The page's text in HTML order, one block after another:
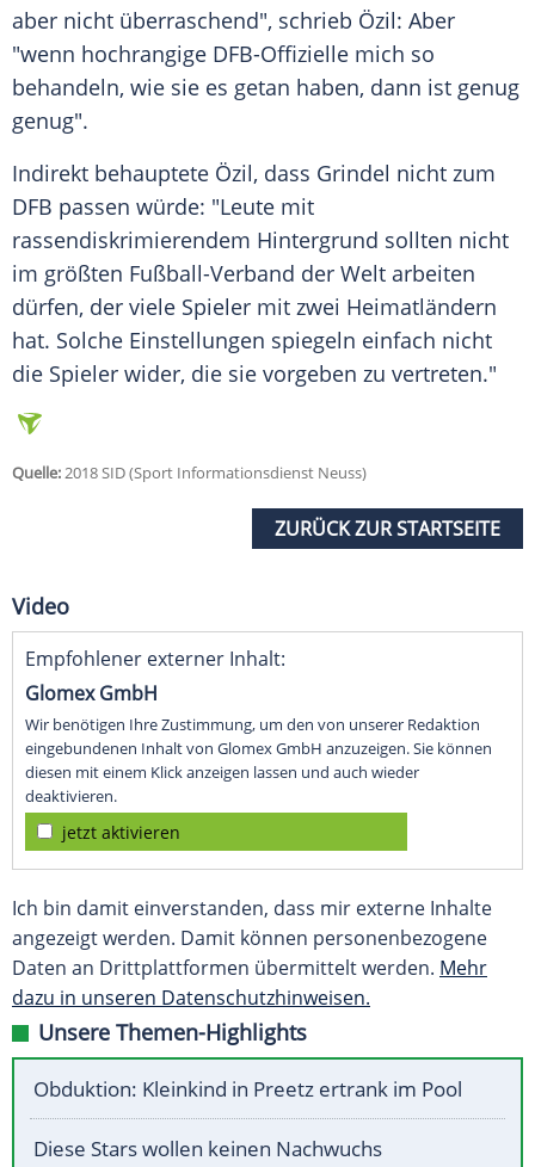
aber nicht überraschend", schrieb Özil: Aber
"wenn hochrangige DFB-Offizielle mich so
behandeln, wie sie es getan haben, dann ist genug
genug".
Indirekt behauptete Özil, dass Grindel nicht zum
DFB passen würde: "Leute mit
rassendiskrimierendem Hintergrund sollten nicht
im größten Fußball-Verband der Welt arbeiten
dürfen, der viele Spieler mit zwei Heimatländern
hat. Solche Einstellungen spiegeln einfach nicht
die Spieler wider, die sie vorgeben zu vertreten."
Quelle:2018 SID (Sport Informationsdienst Neuss)
ZURÜCK ZUR STARTSEITE
Video
Empfohlener externer Inhalt:
Glomex GmbH
Wir benötigen Ihre Zustimmung, um den von unserer Redaktion
eingebundenen Inhalt von Glomex GmbH anzuzeigen. Sie können
diesen mit einem Klick anzeigen lassen und auch wieder
deaktivieren.
jetzt aktivieren
Ich bin damit einverstanden, dass mir externe Inhalte
angezeigt werden. Damit können personenbezogene
Daten an Drittplattformen übermittelt werden. Mehr
dazu in unseren Datenschutzhinweisen.
Unsere Themen-Highlights
Obduktion: Kleinkind in Preetz ertrank im Pool
Diese Stars wollen keinen Nachwuchs